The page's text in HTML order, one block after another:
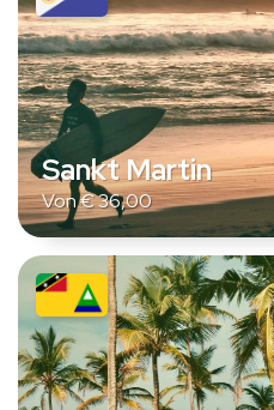
Sankt Martin
Von€36,00